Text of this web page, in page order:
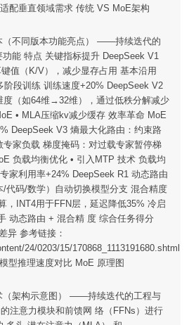
配垂直领域需求 传统 VS MoE架构
（不同版本功能亮点） ——持续迭代的
能 特点 关键指标提升 DeepSeek V1
值（K/V），减少显存占用 基本沿用
阶段训练 训练速度+20% DeepSeek V2
度（如64维→32维），通过低秩分解减少
• MLA压缩kv减少缓存 效率革命 MoE
DeepSeek V3 熵最大化路由：约束路
家负载 梯度掩码：对过载专家暂停梯
负载均衡优化 • 引入MTP 技术 负载均
家利用率+24% DeepSeek R1 动态路由
代码/数学）自动切换模型分支 混合精度
，INT4用于FFN层，延迟降低35% 冷启
动态路由 + 混合精 度 综合任务得分
异 参考链接：
24/0203/15/170868_1113191680.shtml
型推理速度对比 MoE 原理图
（架构示意图） ——持续迭代的工程与
注意力模块和前馈网 络（FFNs）进行